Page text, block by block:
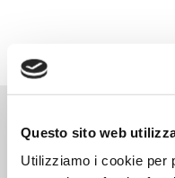
Questo sito web
Utilizziamo i cookie per